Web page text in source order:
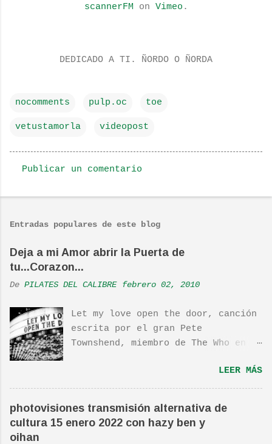
scannerFM on Vimeo .
DEDICADO A TI. ÑORDO O ÑORDA
nocomments pulp.oc toe
vetustamorla videopost
o
n
t
a
i
o
s
Publicar un comentario
Entradas populares de este blog
Deja a mi Amor abrir la Puerta de
tu...Corazon...
De PILATES DEL CALIBRE febrero 02, 2010
Let my love open the door, canción
escrita por el gran Pete
Townshend, miembro de The Who en
Glass, del mismo año, y que llego
a estar en el top 10. La cancion
es deliciosa de por si, de hecho
ha sido versionada cienes y cienes
de veces. Aquí os dejo el vídeo de
LEER MÁS
photovisiones transmisión alternativa de
cultura 15 enero 2022 con hazy ben y
oihan